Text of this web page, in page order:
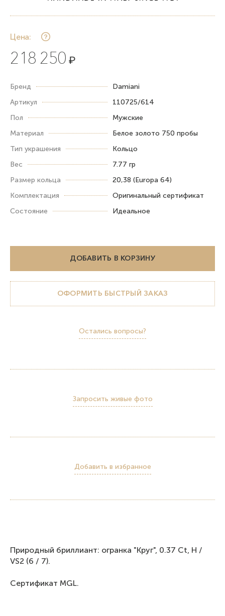
Цена:
218 250 ₽
Бренд
Damiani
Артикул
110725/614
Пол
Мужские
Материал
Белое золото 750 пробы
Тип украшения
Кольцо
Вес
7.77 гр
Размер кольца
20,38 (Europa 64)
Комплектация
Оригинальный сертификат
Состояние
Идеальное
ДОБАВИТЬ В КОРЗИНУ
ОФОРМИТЬ БЫСТРЫЙ ЗАКАЗ
Остались вопросы?
Запросить живые фото
Добавить в избранное
Природный бриллиант: огранка "Круг", 0.37 Ct, H /
VS2 (6 / 7).
Сертификат MGL.